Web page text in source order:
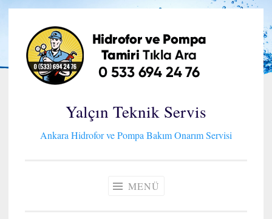
İçeriğe
geç
Yalçın Teknik Servis
Ankara Hidrofor ve Pompa Bakım Onarım Servisi
MENÜ